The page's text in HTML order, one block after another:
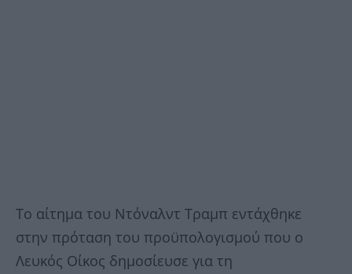
Το αίτημα του Ντόναλντ Τραμπ εντάχθηκε
στην πρόταση του προϋπολογισμού που ο
Λευκός Οίκος δημοσίευσε για τη